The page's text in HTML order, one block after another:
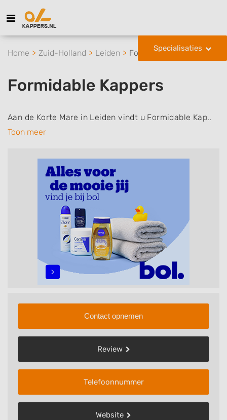
Specialisaties
Home Zuid-Holland Leiden Formidable Kappers
Formidable Kappers
Aan de Korte Mare in Leiden vindt u Formidable Kap..
Toon meer
Contact opnemen
Review
Telefoonnummer
Website